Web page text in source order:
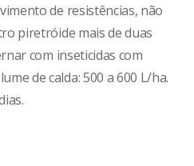
de resistências, não
piretróide mais de duas
com inseticidas com
de calda: 500 a 600 L/ha.